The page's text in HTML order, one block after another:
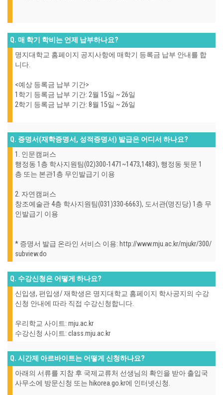
Q. 매 학기 학비는 언제 납부하나요?
명지대학교 홈페이지 공지사항에 매학기 등록금 납부 안내를 합
니다.
<예상 등록금 납부 기간>
1학기 등록금 납부 기간: 2월 15일 ~ 26일
2학기 등록금 납부 기간: 8월 15일 ~ 26일
Q. 증명서(재학증명서, 성적증명서) 발급은 어디서 하나요?
1. 인문캠퍼스
행정동 1층 학사지원팀(02)300-1471~1473,1483), 행정동 뒷문 1
층 또는 본관1층 무인발급기 이용
2. 자연캠퍼스
창조예술관 4층 학사지원팀(031)330-6663), 도서관(명진당) 1층 무
인발급기 이용
* 증명서 발급 온라인 서비스 이용: http://www.mju.ac.kr/mjukr/300/
subview.do
Q. 수강신청은 어떻게 하나요?
신입생, 편입생/ 재학생은 명지대학교 홈페이지 학사공지의 수강
신청 안내에 따라 직접 수강신청합니다.
우리학교 사이트: mju.ac.kr
수강신청 사이트: class.mju.ac.kr
Q. 시간제 아르바이트는 어떻게 신청하나요?
아래의 서류를 지참 후 국제교류처 선생님의 확인을 받아 출입국
사무소에 방문신청 또는 hikorea.go.kr에 인터넷신청.